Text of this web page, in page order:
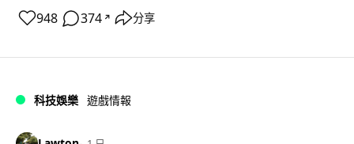
948 374 ↗ 分享
科技娛樂 遊戲情報